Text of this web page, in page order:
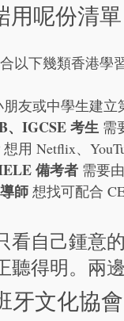
用呢份清單
以下幾類香港學
友或中學生建立
、IGCSE 考生 需
想用 Netflix、
備考者 需要
師 想找可配合
看自己鍾意
聽得明。兩
牙文化協會